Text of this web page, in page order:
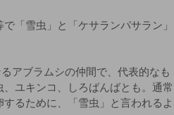
「雪虫」と「ケサランパサラン」
アブラムシの仲間で、代表的なも
ユキンコ、しろばんばとも。通常
るために、「雪虫」と言われるよ